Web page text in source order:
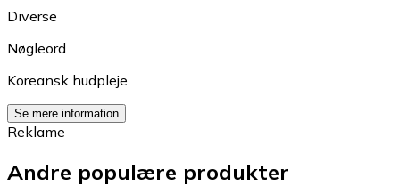
Diverse
Nøgleord
Koreansk hudpleje
Se mere information
Reklame
Andre populære produkter